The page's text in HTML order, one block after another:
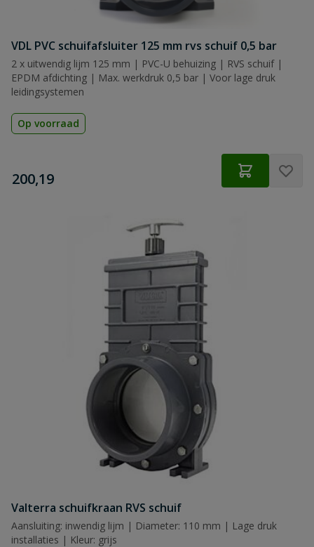
VDL PVC schuifafsluiter 125 mm rvs schuif 0,5 bar
2 x uitwendig lijm 125 mm | PVC-U behuizing | RVS schuif |
EPDM afdichting | Max. werkdruk 0,5 bar | Voor lage druk
leidingsystemen
Op voorraad
€
200,19
Valterra schuifkraan RVS schuif
Aansluiting: inwendig lijm | Diameter: 110 mm | Lage druk
installaties | Kleur: grijs